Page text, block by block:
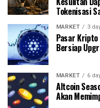
Tokenisasi
MARKET 3
Pasar
Bersiap
MARKET 6
Altcoin
Akan